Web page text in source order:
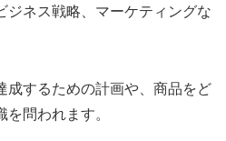
ジネス戦略、マーケティングな
成するための計画や、商品をど
問われます。